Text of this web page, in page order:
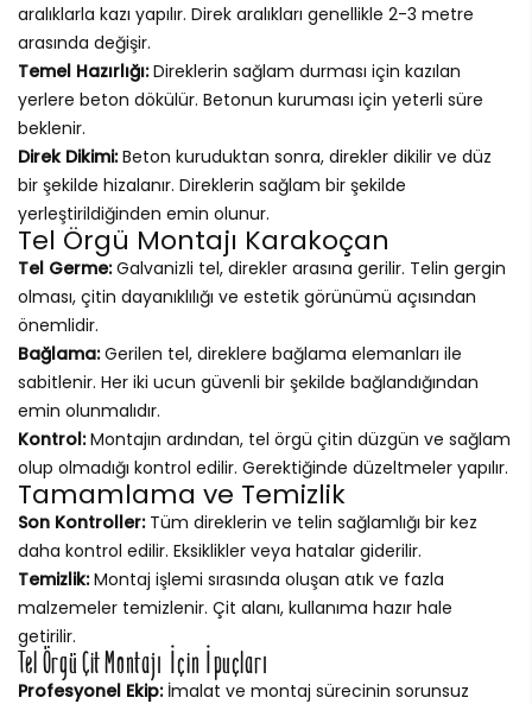
aralıklarla kazı yapılır. Direk aralıkları genellikle 2-3 metre
arasında değişir.
Temel Hazırlığı:Direklerin sağlam durması için kazılan
yerlere beton dökülür. Betonun kuruması için yeterli süre
beklenir.
Direk Dikimi:Beton kuruduktan sonra, direkler dikilir ve düz
bir şekilde hizalanır. Direklerin sağlam bir şekilde
yerleştirildiğinden emin olunur.
Tel Örgü Montajı Karakoçan
Tel Germe:Galvanizli tel, direkler arasına gerilir. Telin gergin
olması, çitin dayanıklılığı ve estetik görünümü açısından
önemlidir.
Bağlama:Gerilen tel, direklere bağlama elemanları ile
sabitlenir. Her iki ucun güvenli bir şekilde bağlandığından
emin olunmalıdır.
Kontrol:Montajın ardından, tel örgü çitin düzgün ve sağlam
olup olmadığı kontrol edilir. Gerektiğinde düzeltmeler yapılır.
Tamamlama ve Temizlik
Son Kontroller:Tüm direklerin ve telin sağlamlığı bir kez
daha kontrol edilir. Eksiklikler veya hatalar giderilir.
Temizlik:Montaj işlemi sırasında oluşan atık ve fazla
malzemeler temizlenir. Çit alanı, kullanıma hazır hale
getirilir.
Tel Örgü Çit Montajı İçin İpuçları
Profesyonel Ekip:İmalat ve montaj sürecinin sorunsuz